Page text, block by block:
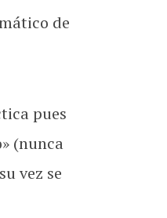
de
pues
(nunca
vez se